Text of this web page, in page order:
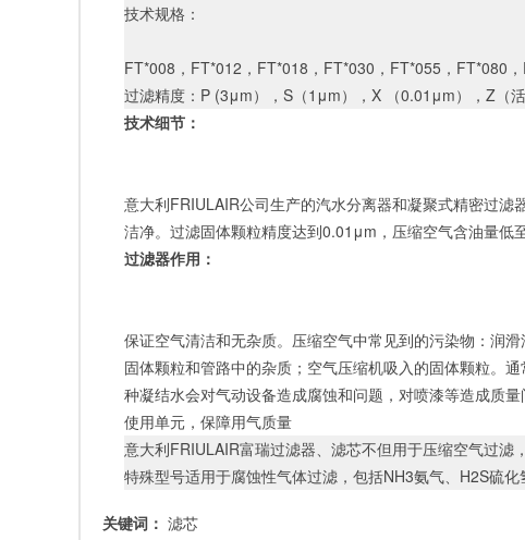
技术规格：
FT*008，FT*012，FT*018，FT*030，FT*055，FT*080
过滤精度：P (3μm），S（1μm），X （0.01μm），Z（活
技术细节：
意大利FRIULAIR公司生产的汽水分离器和凝聚式精密过
洁净。过滤固体颗粒精度达到0.01μm，压缩空气含油量低
过滤器作用：
保证空气清洁和无杂质。压缩空气中常见到的污染物：润
固体颗粒和管路中的杂质；空气压缩机吸入的固体颗粒。
种凝结水会对气动设备造成腐蚀和问题，对喷漆等造成质
使用单元，保障用气质量
意大利FRIULAIR富瑞过滤器、滤芯不但用于压缩空气过滤
特殊型号适用于腐蚀性气体过滤，包括NH3氨气、H2S硫化
关键词： 滤芯